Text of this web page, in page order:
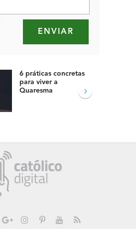
6 práticas concretas
para viver a
Quaresma
›